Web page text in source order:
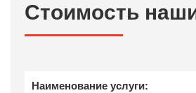
Стоимость
Наименование услуги: